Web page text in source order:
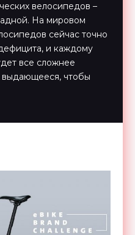
велосипедов –
На мировом
сейчас точно
и каждому
все сложнее
выдающееся, чтобы